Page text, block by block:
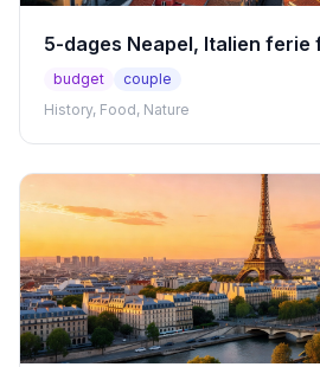
5-dages Neapel, Italien ferie
budget
couple
History, Food, Nature